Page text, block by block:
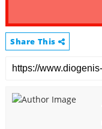
Share This